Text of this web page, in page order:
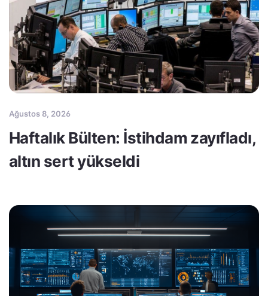
Ağustos 8, 2026
Haftalık Bülten: İstihdam zayıfladı,
altın sert yükseldi